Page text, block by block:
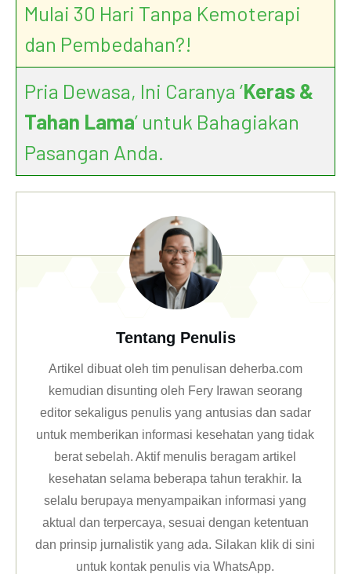
Mulai 30 Hari Tanpa Kemoterapi
dan Pembedahan?!
Pria Dewasa, Ini Caranya ‘Keras &
Tahan Lama’ untuk Bahagiakan
Pasangan Anda.
Tentang Penulis
Artikel dibuat oleh tim penulisan deherba.com
kemudian disunting oleh Fery Irawan seorang
editor sekaligus penulis yang antusias dan sadar
untuk memberikan informasi kesehatan yang tidak
berat sebelah. Aktif menulis beragam artikel
kesehatan selama beberapa tahun terakhir. Ia
selalu berupaya menyampaikan informasi yang
aktual dan terpercaya, sesuai dengan ketentuan
dan prinsip jurnalistik yang ada. Silakan klikdi sini
untuk kontak penulis via WhatsApp.